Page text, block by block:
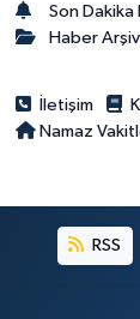
Son
Haber
İletişim
Namaz
RSS